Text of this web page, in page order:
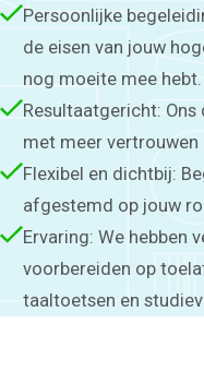
Persoonlijke
de eisen van jouw
nog moeite mee hebt.
Resultaatgericht:
met meer
Flexibel en dichtbij:
afgestemd op jouw
Ervaring: We hebben
voorbereiden op
taaltoetsen en